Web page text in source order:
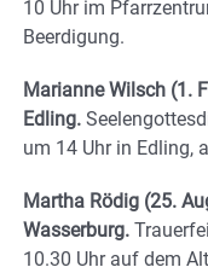
10 Uhr im
Beerdigung.
Marianne Wilsch (1.
Edling.
um 14 Uhr in Edling,
Martha Rödig (25.
Wasserburg.
10.30 Uhr auf dem